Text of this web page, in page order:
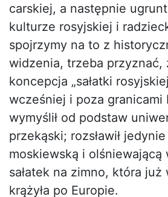
carskiej, a następnie
kulturze rosyjskiej i
spojrzymy na to z
widzenia, trzeba przyznać,
koncepcja „sałatki
wcześniej i poza granicami
wymyślił od podstaw
przekąski; rozsławił
moskiewską i olśniewającą
sałatek na zimno, która już
krążyła po Europie.